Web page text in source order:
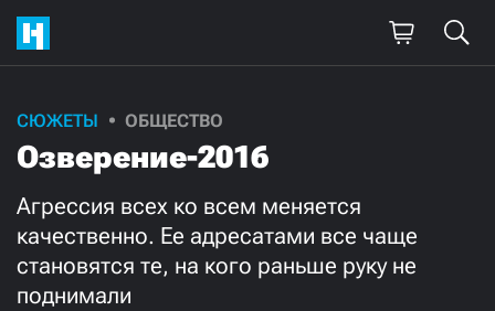
СЮЖЕТЫ ОБЩЕСТВО
Озверение-2016
Агрессия всех ко всем меняется
качественно. Ее адресатами все чаще
становятся те, на кого раньше руку не
поднимали
Поддержите
нашу работу!
Ежемесячно Разово
3000 1000